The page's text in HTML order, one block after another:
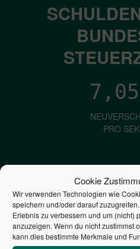
Cookie
Wir verwenden Technologien wie
speichern und/oder darauf
Erlebnis zu verbessern und um (nicht)
anzuzeigen. Wenn du nicht zustimmst
kann dies bestimmte Merkmale und
PRO
PRO